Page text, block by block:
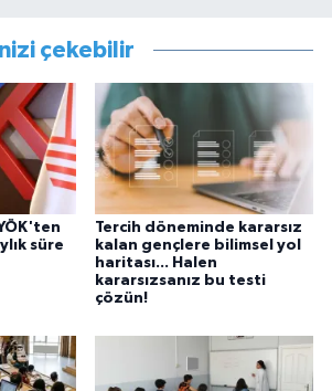
çekebilir
süre
Tercih döneminde kararsız
kalan gençlere bilimsel yol
haritası... Halen
kararsızsanız bu testi
çözün!